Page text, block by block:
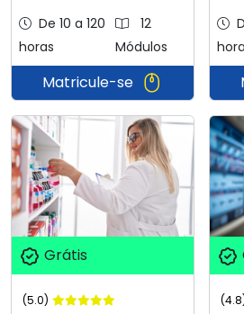
De 10 a 120
horas
12
Módulos
Matricule-se
Grátis
(5.0)